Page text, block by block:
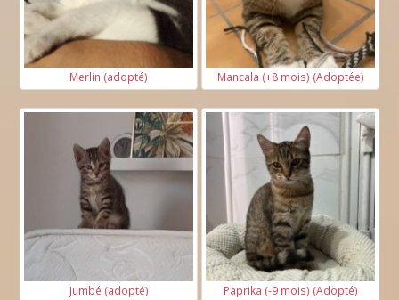
Merlin (adopté) Mancala (+8 mois) (Adoptée)
Jumbé (adopté) Paprika (-9 mois) (Adopté)